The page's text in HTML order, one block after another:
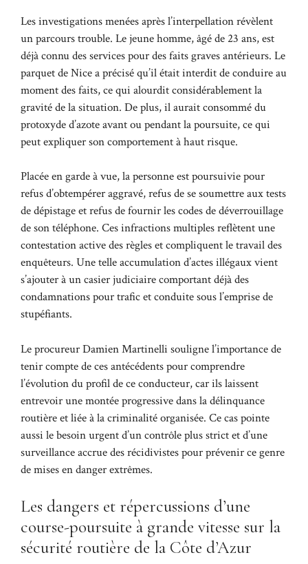
Les investigations menées après l’interpellation révèlent
un parcours trouble. Le jeune homme, âgé de 23 ans, est
déjà connu des services pour des faits graves antérieurs. Le
parquet de Nice a précisé qu’il était interdit de conduire au
moment des faits, ce qui alourdit considérablement la
gravité de la situation. De plus, il aurait consommé du
protoxyde d’azote avant ou pendant la poursuite, ce qui
peut expliquer son comportement à haut risque.
Placée en garde à vue, la personne est poursuivie pour
refus d’obtempérer aggravé, refus de se soumettre aux tests
de dépistage et refus de fournir les codes de déverrouillage
de son téléphone. Ces infractions multiples reflètent une
contestation active des règles et compliquent le travail des
enquêteurs. Une telle accumulation d’actes illégaux vient
s’ajouter à un casier judiciaire comportant déjà des
condamnations pour trafic et conduite sous l’emprise de
stupéfiants.
Le procureur Damien Martinelli souligne l’importance de
tenir compte de ces antécédents pour comprendre
l’évolution du profil de ce conducteur, car ils laissent
entrevoir une montée progressive dans la délinquance
routière et liée à la criminalité organisée. Ce cas pointe
aussi le besoin urgent d’un contrôle plus strict et d’une
surveillance accrue des récidivistes pour prévenir ce genre
de mises en danger extrêmes.
Les dangers et répercussions d’une
course-poursuite à grande vitesse sur la
sécurité routière de la Côte d’Azur